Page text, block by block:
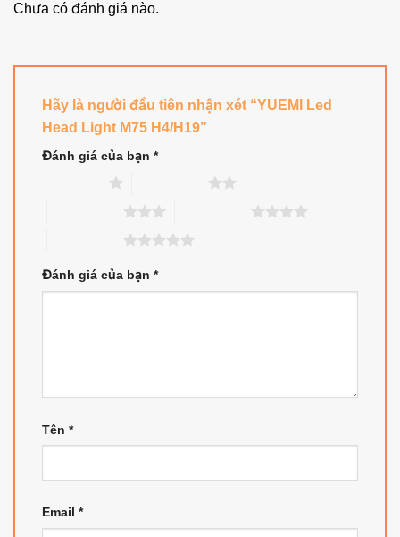
Chưa có đánh giá nào.
Hãy là người đầu tiên nhận xét “YUEMI Led
Head Light M75 H4/H19”
Đánh giá của bạn *
Đánh giá của bạn *
Tên *
Email *